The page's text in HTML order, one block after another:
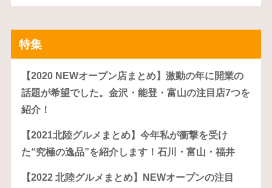
特集
【2020 NEWオープン店まとめ】激動の年に開業の
話題が希望でした。金沢・能登・富山の注目店7つを
紹介！
【2021北陸グルメまとめ】今年私が衝撃を受け
た“究極の逸品”を紹介します！石川・富山・福井
【2022 北陸グルメまとめ】NEWオープンの注目